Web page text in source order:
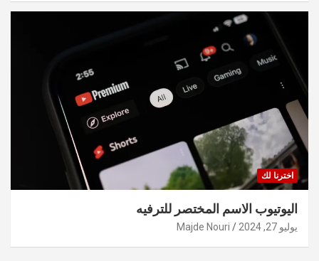
اخترنا لك
اليوتيوب الاسم المختصر للترفيه
يوليو 27, 2024 Majde Nouri